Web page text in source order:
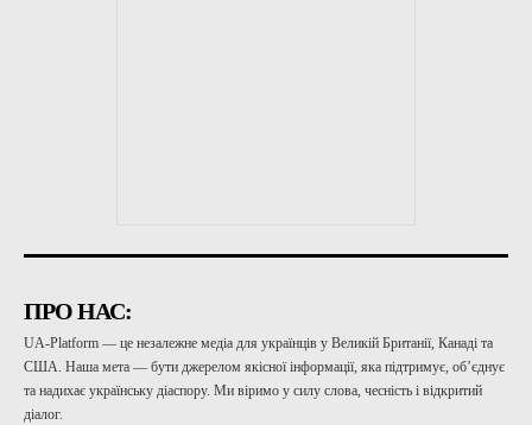
ПРО НАС:
UA-Platform — це незалежне медіа для українців у Великій Британії, Канаді та
США. Наша мета — бути джерелом якісної інформації, яка підтримує, об’єднує
та надихає українську діаспору. Ми віримо у силу слова, чесність і відкритий
діалог.